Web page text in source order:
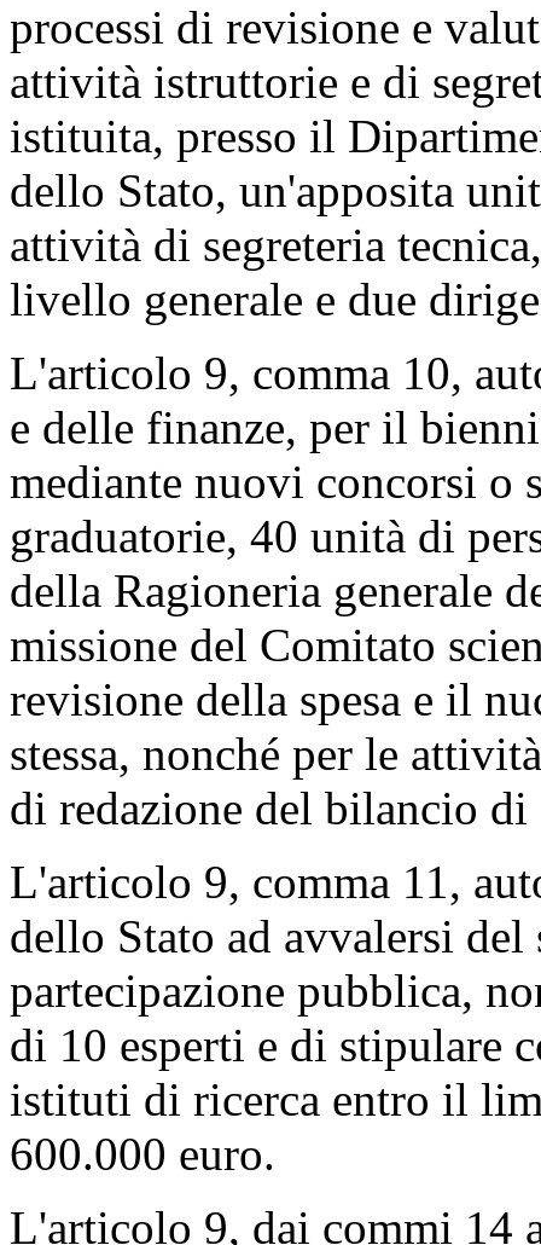
processi di revisione e
attività istruttorie e di
istituita, presso il
dello Stato, un'apposita
attività di segreteria
livello generale e due
L'articolo 9, comma 10,
e delle finanze, per il
mediante nuovi concorsi o
graduatorie, 40 unità di
della Ragioneria generale
missione del Comitato
revisione della spesa e il
stessa, nonché per le
di redazione del bilancio
L'articolo 9, comma 11,
dello Stato ad avvalersi
partecipazione pubblica,
di 10 esperti e di stipulare
istituti di ricerca entro il
600.000 euro.
L'articolo 9, dai commi 14